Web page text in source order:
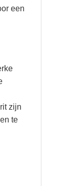
een
zijn
te